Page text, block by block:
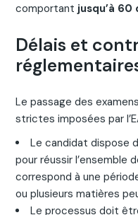
comportant jusqu’à
Délais et
Le passage des
strictes imposées par
Le candidat dispose
pour réussir l’ensemble
correspond à une
ou plusieurs matières
Le processus doit